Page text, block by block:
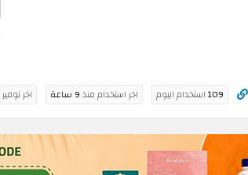
109استخدام اليوم اخر استخدام منذ9 ساعة اخر توفير